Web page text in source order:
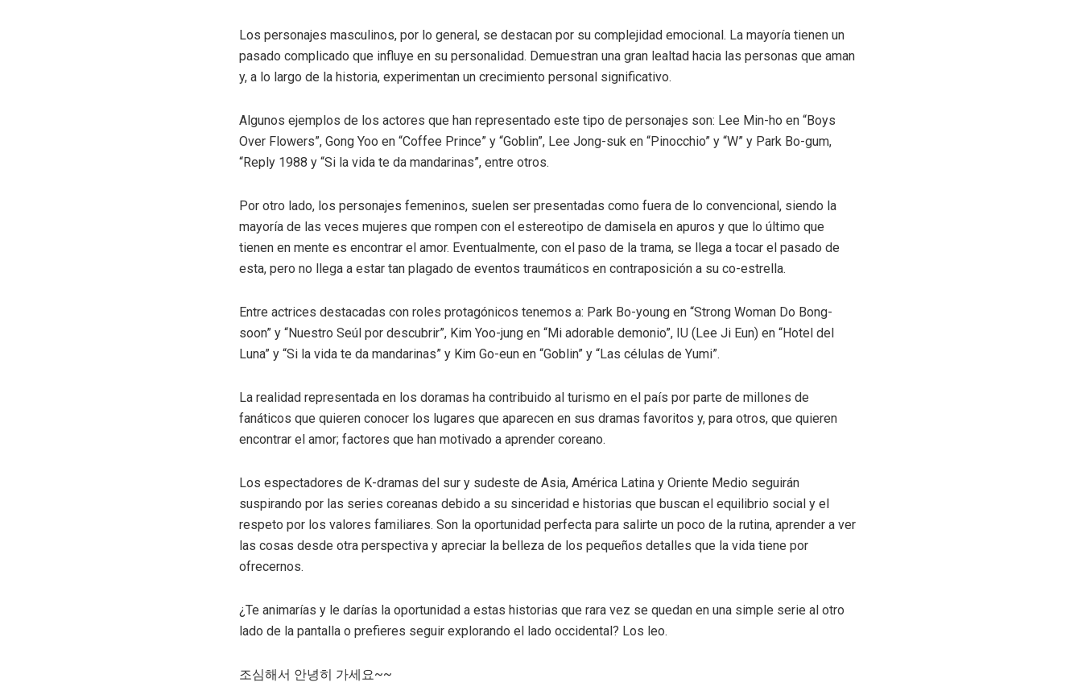
Los personajes masculinos, por lo general, se destacan por su complejidad emocional. La mayoría tienen un
pasado complicado que influye en su personalidad. Demuestran una gran lealtad hacia las personas que aman
y, a lo largo de la historia, experimentan un crecimiento personal significativo.
Algunos ejemplos de los actores que han representado este tipo de personajes son: Lee Min-ho en “Boys
Over Flowers”, Gong Yoo en “Coffee Prince” y “Goblin”, Lee Jong-suk en “Pinocchio” y “W” y Park Bo-gum,
“Reply 1988 y “Si la vida te da mandarinas”, entre otros.
Por otro lado, los personajes femeninos, suelen ser presentadas como fuera de lo convencional, siendo la
mayoría de las veces mujeres que rompen con el estereotipo de damisela en apuros y que lo último que
tienen en mente es encontrar el amor. Eventualmente, con el paso de la trama, se llega a tocar el pasado de
esta, pero no llega a estar tan plagado de eventos traumáticos en contraposición a su co-estrella.
Entre actrices destacadas con roles protagónicos tenemos a: Park Bo-young en “Strong Woman Do Bong-
soon” y “Nuestro Seúl por descubrir”, Kim Yoo-jung en “Mi adorable demonio”, IU (Lee Ji Eun) en “Hotel del
Luna” y “Si la vida te da mandarinas” y Kim Go-eun en “Goblin” y “Las células de Yumi”.
La realidad representada en los doramas ha contribuido al turismo en el país por parte de millones de
fanáticos que quieren conocer los lugares que aparecen en sus dramas favoritos y, para otros, que quieren
encontrar el amor; factores que han motivado a aprender coreano.
Los espectadores de K-dramas del sur y sudeste de Asia, América Latina y Oriente Medio seguirán
suspirando por las series coreanas debido a su sinceridad e historias que buscan el equilibrio social y el
respeto por los valores familiares. Son la oportunidad perfecta para salirte un poco de la rutina, aprender a ver
las cosas desde otra perspectiva y apreciar la belleza de los pequeños detalles que la vida tiene por
ofrecernos.
¿Te animarías y le darías la oportunidad a estas historias que rara vez se quedan en una simple serie al otro
lado de la pantalla o prefieres seguir explorando el lado occidental? Los leo.
조심해서 안녕히 가세요~~